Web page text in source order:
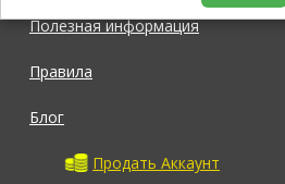
Полезная информация
Правила
Блог
Продать Аккаунт